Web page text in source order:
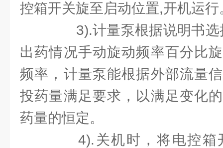
控箱开关旋至启动位置,开机运行
3).计量泵根据说明书选
出药情况手动旋动频率百分比
频率，计量泵能根据外部流量
投药量满足要求，以满足变化
药量的恒定。
4).关机时，将电控箱